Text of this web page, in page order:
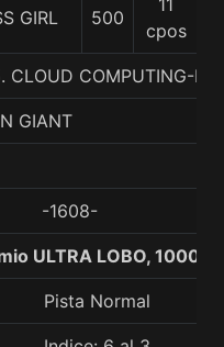
GIRL 500
11
cpos
CLOUD COMPUTING-
GIANT
-1608-
ULTRA LOBO, 1000
Pista Normal